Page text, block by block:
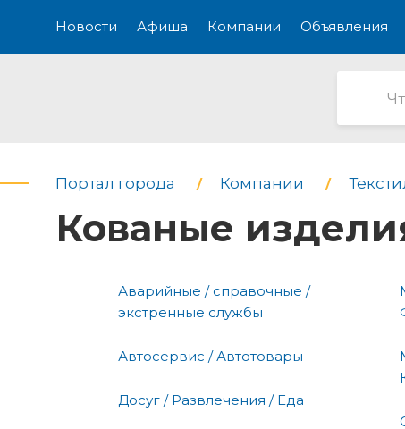
Новости Афиша Компании Объявления
Портал города Компании
Кованые
Аварийные / справочные /
экстренные службы
Автосервис / Автотовары
Досуг / Развлечения / Еда